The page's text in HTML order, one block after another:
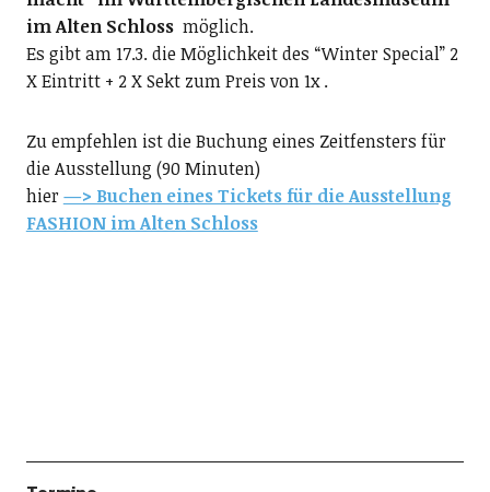
im Alten Schloss möglich.
Es gibt am 17.3. die Möglichkeit des “Winter Special” 2
X Eintritt + 2 X Sekt zum Preis von 1x .
Zu empfehlen ist die Buchung eines Zeitfensters für
die Ausstellung (90 Minuten)
hier—> Buchen eines Tickets für die Ausstellung
FASHION im Alten Schloss